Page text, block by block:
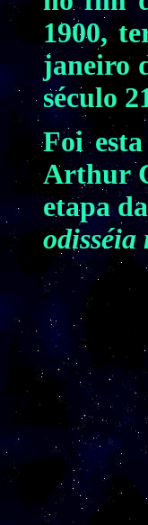
1900,
janeiro
século
Foi
Arthur
etapa
odisséia